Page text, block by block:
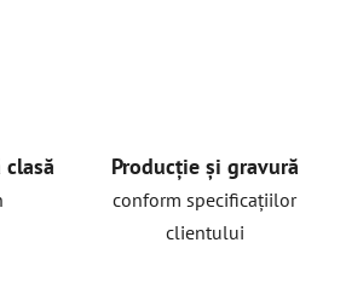
clasă Producție și gravură
conform specificațiilor
clientului